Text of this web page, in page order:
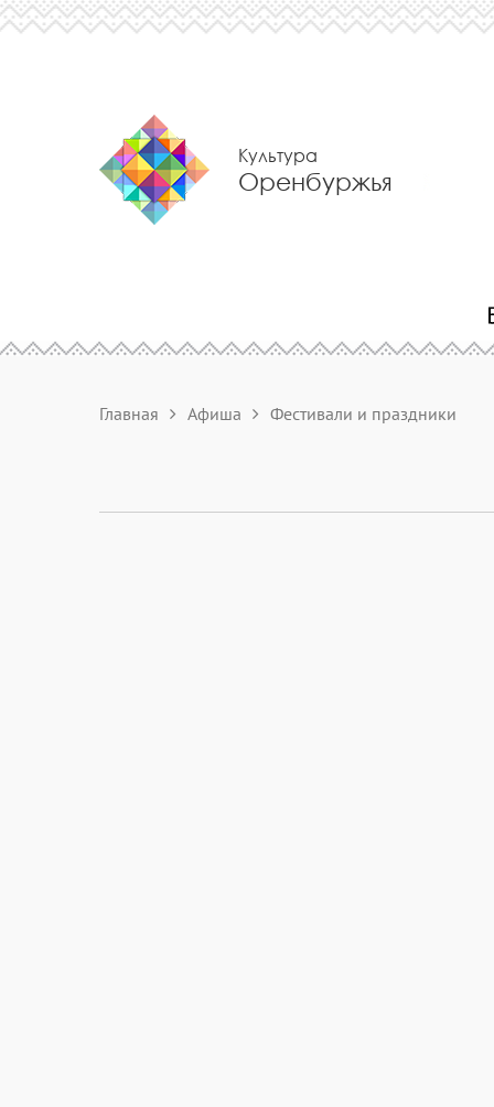
Культура
Оренбуржья
Главная Афиша Фестивали и праздники